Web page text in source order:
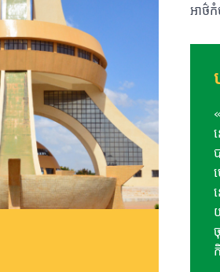
អាថ៌កំ